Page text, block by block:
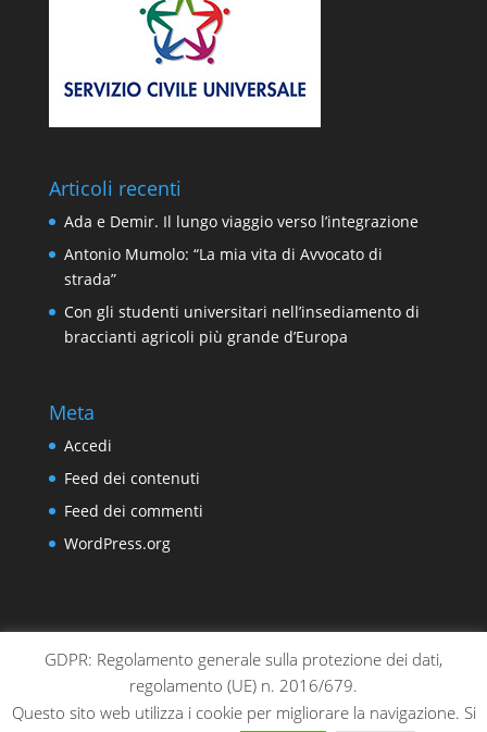
Articoli recenti
Ada e Demir. Il lungo viaggio verso l’integrazione
Antonio Mumolo: “La mia vita di Avvocato di
strada”
Con gli studenti universitari nell’insediamento di
braccianti agricoli più grande d’Europa
Meta
Accedi
Feed dei contenuti
Feed dei commenti
WordPress.org
sedi locali sostienici
contatti
gestionale
privacy & cookie policy
GDPR: Regolamento generale sulla protezione dei dati,
regolamento (UE) n. 2016/679.
Questo sito web utilizza i cookie per migliorare la navigazione. Si